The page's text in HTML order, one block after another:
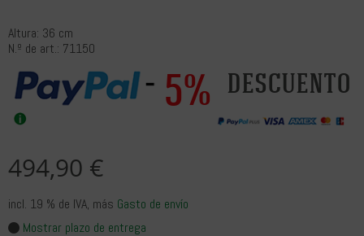
Altura: 36 cm
N.º de art.: 71150
5% descuento
494,90 €
incl. 19 % de IVA, más Gasto de envío
Mostrar plazo de entrega